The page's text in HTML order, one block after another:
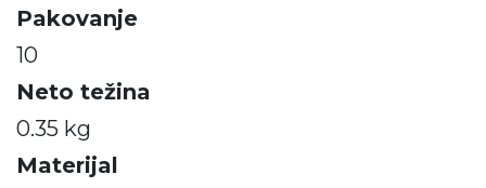
Pakovanje
10
Neto težina
0.35 kg
Materijal